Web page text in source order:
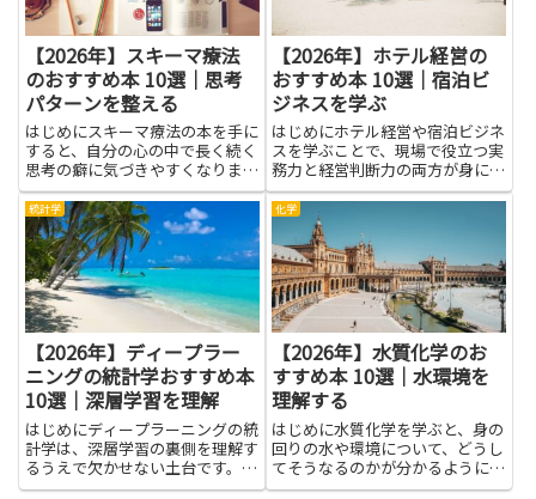
【2026年】スキーマ療法
のおすすめ本 10選｜思考
パターンを整える
はじめにスキーマ療法の本を手に
すると、自分の心の中で長く続く
思考の癖に気づきやすくなりま
す。なぜなら、この考え方は人が
つねに感じる不安や孤独の原因
を、日常の言葉でかいつくように
説明してくれるからです。本文で
紹介する書籍群は、難しい理論を
むず...
【2026年】ホテル経営の
おすすめ本 10選｜宿泊ビ
ジネスを学ぶ
はじめにホテル経営や宿泊ビジネ
スを学ぶことで、現場で役立つ実
務力と経営判断力の両方が身につ
きます。接客や清掃などのオペレ
ーションから、収益管理やマーケ
ティング、人材育成といった管理
面まで、書籍は体系的に知識を補
う手段になります。理論だけで
な...
統計学
【2026年】ディープラー
ニングの統計学おすすめ本
10選｜深層学習を理解
はじめにディープラーニングの統
計学は、深層学習の裏側を理解す
るうえで欠かせない土台です。デ
ータの性質を数理で捉える力は、
化学
【2026年】水質化学のお
すすめ本 10選｜水環境を
理解する
はじめに水質化学を学ぶと、身の
回りの水や環境について、どうし
てそうなるのかが分かるようにな
ります。水質化学は、水の安全や